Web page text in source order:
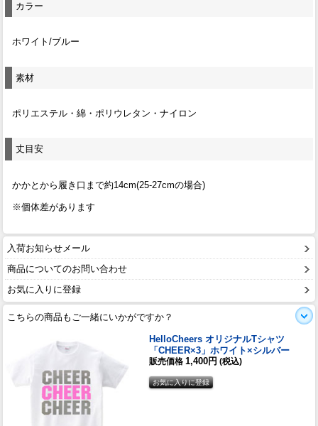
カラー
ホワイト/ブルー
素材
ポリエステル・綿・ポリウレタン・ナイロン
丈目安
かかとから履き口まで約14cm(25-27cmの場合)
※個体差があります
入荷お知らせメール
商品についてのお問い合わせ
お気に入りに登録
こちらの商品もご一緒にいかがですか？
HelloCheers オリジナルTシャツ
「CHEER×3」ホワイト×シルバー
販売価格 1,400円 (税込)